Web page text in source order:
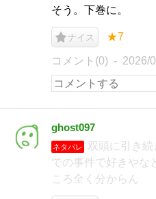
そう。下巻に。
ナイス ★7
コメント(0) 2026/
ghost097
ネタバレ
双頭に引き続
での事件で好きやな
ころ全く分からん